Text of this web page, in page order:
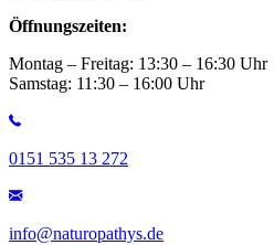
Öffnungszeiten:
Montag – Freitag: 13:30 – 16:30 Uhr
Samstag: 11:30 – 16:00 Uhr
0151 535 13 272
info@naturopathys.de